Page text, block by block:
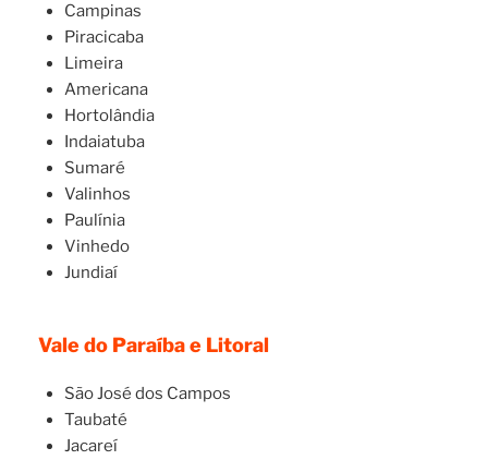
Campinas
Piracicaba
Limeira
Americana
Hortolândia
Indaiatuba
Sumaré
Valinhos
Paulínia
Vinhedo
Jundiaí
Vale do Paraíba e Litoral
São José dos Campos
Taubaté
Jacareí